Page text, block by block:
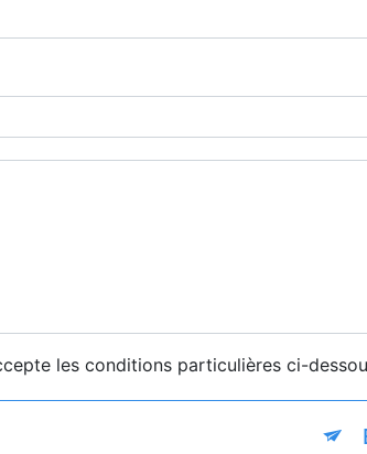
les conditions particulières ci-